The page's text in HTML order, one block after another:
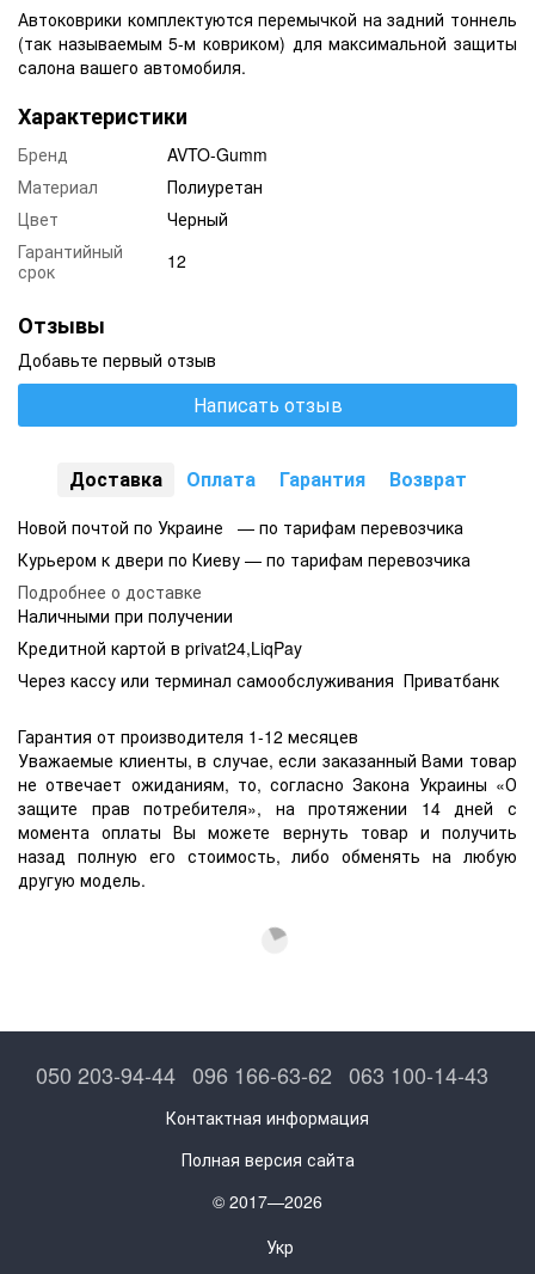
Автоковрики комплектуются перемычкой на задний тоннель
(так называемым 5-м ковриком) для максимальной защиты
салона вашего автомобиля.
Характеристики
Бренд
AVTO-Gumm
Материал
Полиуретан
Цвет
Черный
Гарантийный
срок
12
Отзывы
Добавьте первый отзыв
Написать отзыв
Доставка Оплата Гарантия Возврат
Новой почтой по Украине — по тарифам перевозчика
Курьером к двери по Киеву — по тарифам перевозчика
Подробнее о доставке
Наличными при получении
Кредитной картой в privat24,LiqPay
Через кассу или терминал самообслуживания Приватбанк
Гарантия от производителя 1-12 месяцев
Уважаемые клиенты, в случае, если заказанный Вами товар
не отвечает ожиданиям, то, согласно Закона Украины «О
защите прав потребителя», на протяжении 14 дней с
момента оплаты Вы можете вернуть товар и получить
назад полную его стоимость, либо обменять на любую
другую модель.
050 203-94-44 096 166-63-62 063 100-14-43
Контактная информация
Полная версия сайта
© 2017—2026
Укр